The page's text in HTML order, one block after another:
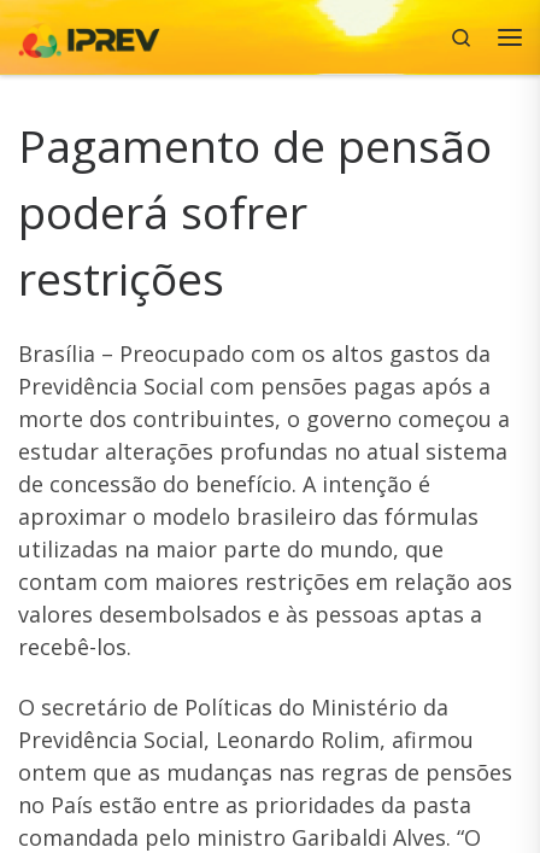
Skip to content
Search
Pagamento de pensão
poderá sofrer
restrições
Brasília – Preocupado com os altos gastos da
Previdência Social com pensões pagas após a
morte dos contribuintes, o governo começou a
estudar alterações profundas no atual sistema
de concessão do benefício. A intenção é
aproximar o modelo brasileiro das fórmulas
utilizadas na maior parte do mundo, que
contam com maiores restrições em relação aos
valores desembolsados e às pessoas aptas a
recebê-los.
O secretário de Políticas do Ministério da
Previdência Social, Leonardo Rolim, afirmou
ontem que as mudanças nas regras de pensões
no País estão entre as prioridades da pasta
comandada pelo ministro Garibaldi Alves. “O